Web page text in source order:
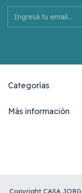
Categorías
Más información
Copyright CASA